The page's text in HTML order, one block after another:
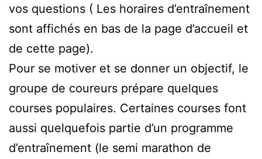
vos questions ( Les horaires d’entraînement
sont affichés en bas de la page d’accueil et
de cette page).
Pour se motiver et se donner un objectif, le
groupe de coureurs prépare quelques
courses populaires. Certaines courses font
aussi quelquefois partie d’un programme
d’entraînement (le semi marathon de